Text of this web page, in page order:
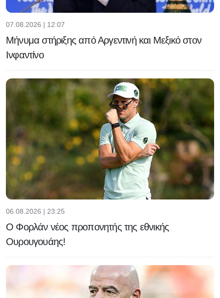
07.08.2026 | 12:07
Μήνυμα στήριξης από Αργεντινή και Μεξικό στον
Ινφαντίνο
06.08.2026 | 23:25
Ο Φορλάν νέος προπονητής της εθνικής
Ουρουγουάης!